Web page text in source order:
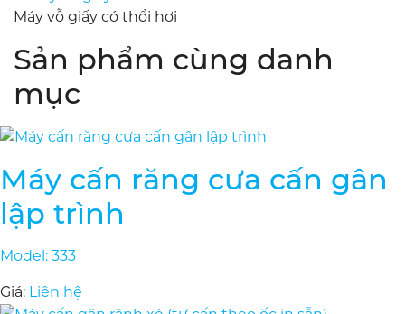
Máy vỗ giấy có thổi hơi
Sản phẩm cùng danh
mục
Máy cấn răng cưa cấn gân
lập trình
Model: 333
Giá: Liên hệ